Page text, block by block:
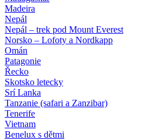
Madeira
Nepál
Nepál – trek pod Mount Everest
Norsko – Lofoty a Nordkapp
Omán
Patagonie
Řecko
Skotsko letecky
Srí Lanka
Tanzanie (safari a Zanzibar)
Tenerife
Vietnam
Benelux s dětmi